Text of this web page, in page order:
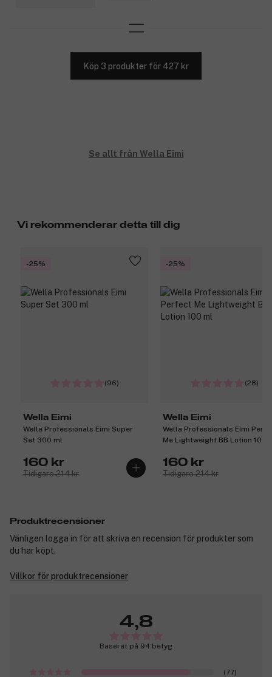
Köp 3 produkter för 427 kr
Se allt från Wella Eimi
Vi rekommenderar detta till dig
-25%
(96)
Wella Eimi
Wella Professionals Eimi Super
Set 300 ml
160 kr
Tidigare 214 kr
-25%
(28)
Wella Eimi
Wella Professionals Eimi
Me Lightweight BB Lotion 100
160 kr
Tidigare 214 kr
Produktrecensioner
Vänligen logga in för att skriva en recension för produkter som
du har köpt.
Villkor för produktrecensioner
4,8
Baserat på 94 betyg
(77)